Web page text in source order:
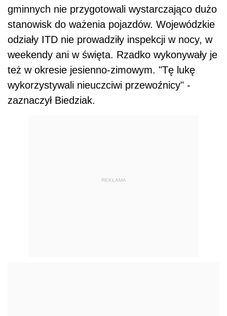
gminnych nie przygotowali wystarczająco dużo
stanowisk do ważenia pojazdów. Wojewódzkie
odziały ITD nie prowadziły inspekcji w nocy, w
weekendy ani w święta. Rzadko wykonywały je
też w okresie jesienno-zimowym. "Tę lukę
wykorzystywali nieuczciwi przewoźnicy" -
zaznaczył Biedziak.
REKLAMA